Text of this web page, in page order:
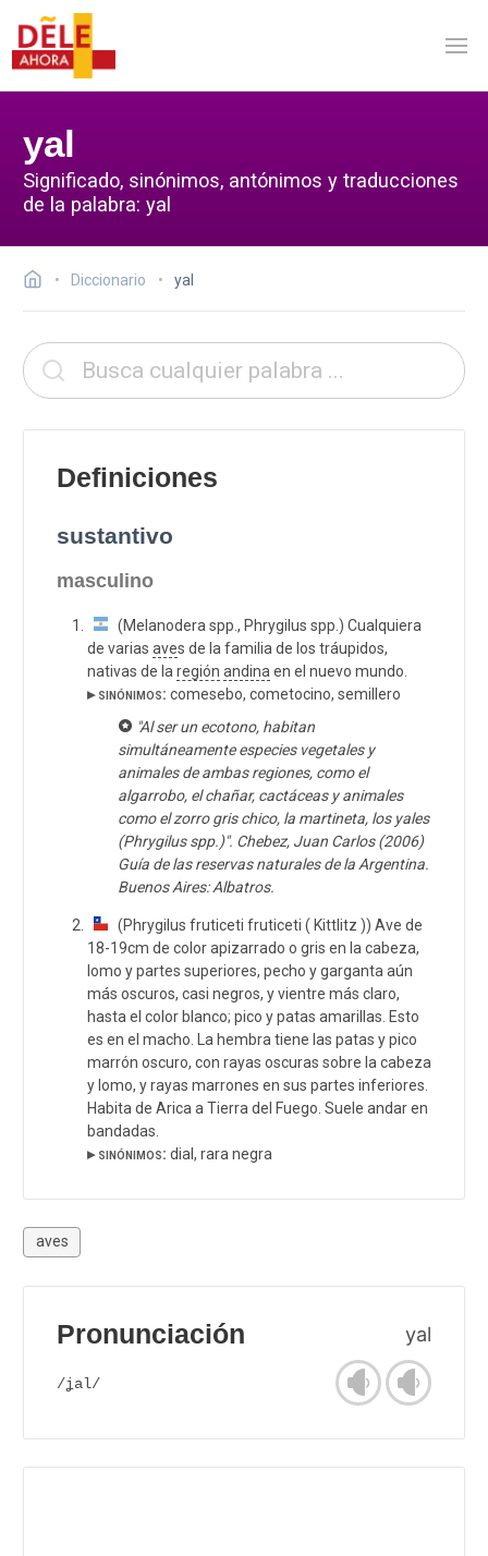
yal
Significado, sinónimos, antónimos y traducciones
de la palabra: yal
Diccionario yal
Definiciones
sustantivo
masculino
(Melanodera spp., Phrygilus spp.) Cualquiera
de varias aves de la familia de los tráupidos,
nativas de la región andina en el nuevo mundo.
▸ sinónimos: comesebo, cometocino, semillero
"Al ser un ecotono, habitan
simultáneamente especies vegetales y
animales de ambas regiones, como el
algarrobo, el chañar, cactáceas y animales
como el zorro gris chico, la martineta, los yales
(Phrygilus spp.)". Chebez, Juan Carlos (2006)
Guía de las reservas naturales de la Argentina.
Buenos Aires: Albatros.
(Phrygilus fruticeti fruticeti ( Kittlitz )) Ave de
18-19cm de color apizarrado o gris en la cabeza,
lomo y partes superiores, pecho y garganta aún
más oscuros, casi negros, y vientre más claro,
hasta el color blanco; pico y patas amarillas. Esto
es en el macho. La hembra tiene las patas y pico
marrón oscuro, con rayas oscuras sobre la cabeza
y lomo, y rayas marrones en sus partes inferiores.
Habita de Arica a Tierra del Fuego. Suele andar en
bandadas.
▸ sinónimos: dial, rara negra
aves
Pronunciación yal
/ʝal/